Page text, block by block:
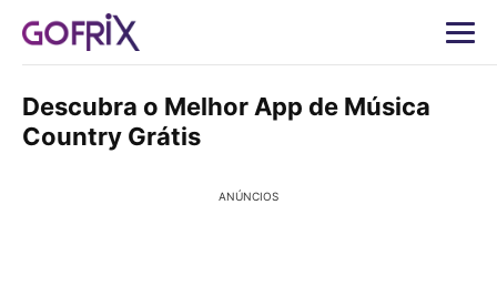
Descubra o Melhor App de Música
Country Grátis
ANÚNCIOS